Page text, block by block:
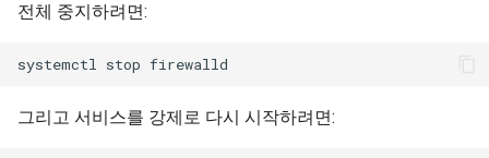
전체 중지하려면:
systemctl stop
그리고 서비스를 강제로 다시 시작하려면: